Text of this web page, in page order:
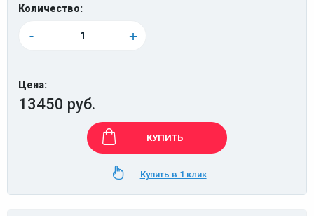
Количество:
- +
Цена:
13450 руб.
КУПИТЬ
Купить в 1 клик